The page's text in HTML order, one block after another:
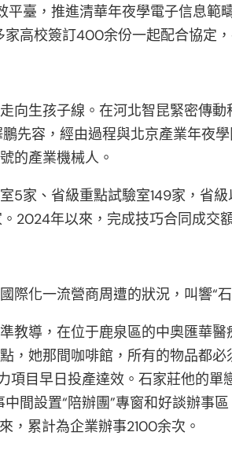
平臺，推進清華年夜學電子信息
高校簽訂400余份一起配合協定
向生孩子線。在河北智昆緊密傳
先容，經由過程與北京產業年
的產業機械人。
5家、省級重點試驗室149家，省
2024年以來，完成技巧合同成交
際化一流營商周遭的狀況，叫響“
教導，在位于鹿泉區的中奧匯華
，她那間咖啡館，所有的物品都
項目早日投產達效。石家莊他的
間設置“陪辦團”專窗和好談辦事
，累計為企業辦事2100余次。